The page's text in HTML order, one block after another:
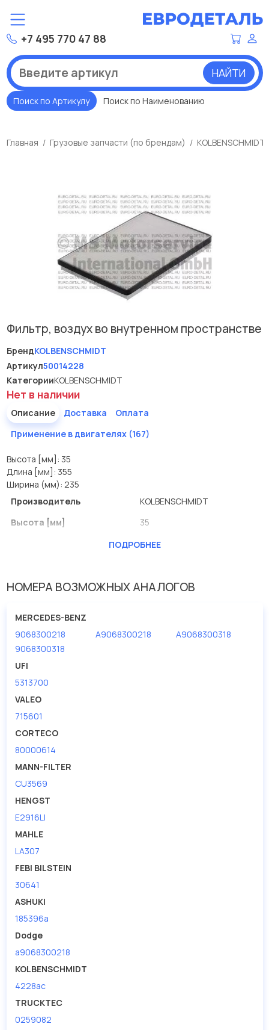
+7 495 770 47 88
НАЙТИ
Поиск по Артикулу Поиск по Наименованию
Главная Грузовые запчасти (по брендам) KOLBENSCHMIDT
Фильтр, воздух во внутренном пространстве
БрендKOLBENSCHMIDT
Артикул50014228
КатегорииKOLBENSCHMIDT
Нет в наличии
Описание Доставка
Оплата
Применение в двигателях (167)
Высота [мм]: 35
Длина [мм]: 355
Ширина (мм): 235
Производитель
KOLBENSCHMIDT
Высота [мм]
35
355
ПОДРОБНЕЕ
НОМЕРА ВОЗМОЖНЫХ АНАЛОГОВ
MERCEDES-BENZ
9068300218
A9068300218
A9068300318
9068300318
UFI
5313700
VALEO
715601
CORTECO
80000614
MANN-FILTER
CU3569
HENGST
E2916LI
MAHLE
LA307
FEBI BILSTEIN
30641
ASHUKI
185396a
Dodge
a9068300218
KOLBENSCHMIDT
4228ac
TRUCKTEC
0259082